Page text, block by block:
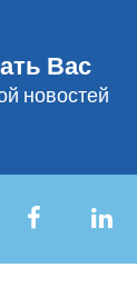
Вас
новостей